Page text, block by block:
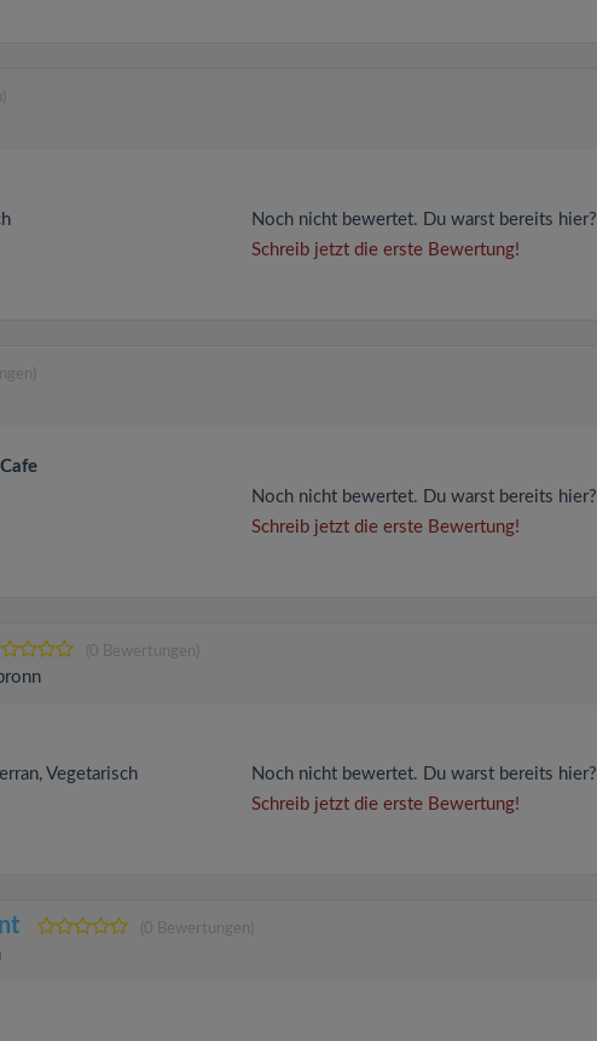
Noch nicht bewertet. Du warst bereits hier?
Schreib jetzt die erste Bewertung!
Noch nicht bewertet. Du warst bereits hier?
Schreib jetzt die erste Bewertung!
(0 Bewertungen)
Vegetarisch
Noch nicht bewertet. Du warst bereits hier?
Schreib jetzt die erste Bewertung!
(0 Bewertungen)